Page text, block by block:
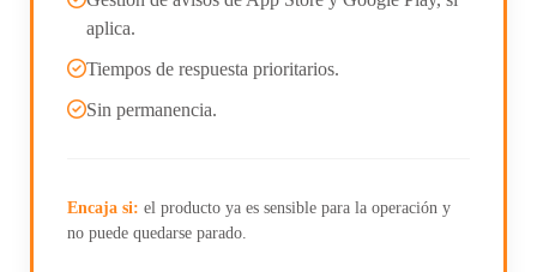
aplica.
Tiempos de respuesta prioritarios.
Sin permanencia.
Encaja si: el producto ya es sensible para la operación y
no puede quedarse parado.